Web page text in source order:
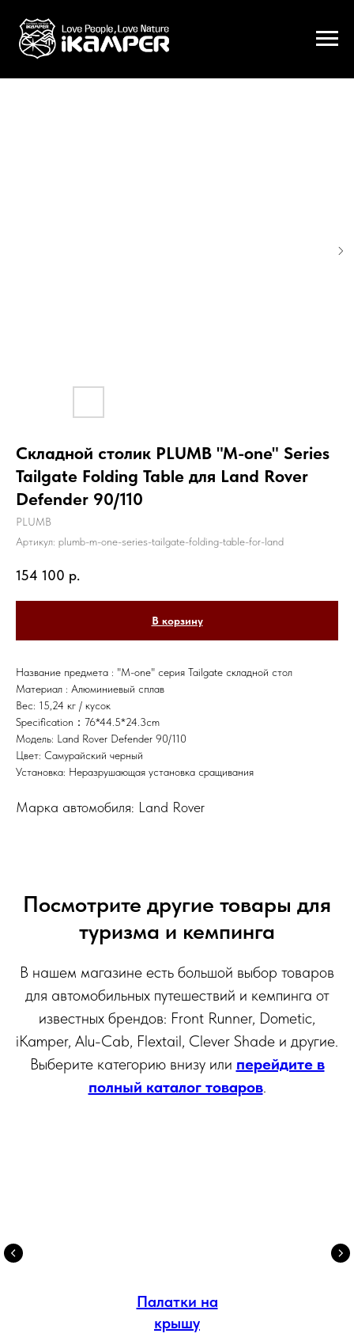
Складной столик PLUMB "M-one" Series
Tailgate Folding Table для Land Rover
Defender 90/110
PLUMB
Артикул: plumb-m-one-series-tailgate-folding-table-for-land
154 100 р.
В корзину
Название предмета : "M-one" серия Tailgate складной стол
Материал : Алюминиевый сплав
Вес: 15,24 кг / кусок
Specification：76*44.5*24.3cm
Модель: Land Rover Defender 90/110
Цвет: Самурайский черный
Установка: Неразрушающая установка сращивания
Марка автомобиля: Land Rover
Посмотрите другие товары для
туризма и кемпинга
В нашем магазине есть большой выбор товаров
для автомобильных путешествий и кемпинга от
известных брендов: Front Runner, Dometic,
iKamper, Alu-Cab, Flextail, Clever Shade и другие.
Выберите категорию внизу или перейдите в
полный каталог товаров.
Палатки на
крышу